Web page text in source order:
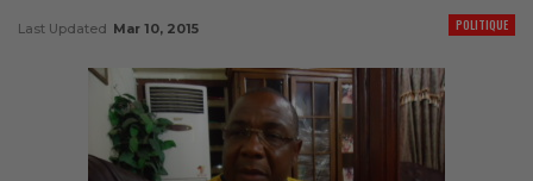
POLITIQUE
Last Updated Mar 10, 2015